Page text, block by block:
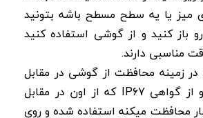
میز یا یه سطح مسطح باشه بتونید
باز کنید و از گوشی استفاده کنید
مناسبی دارند.
وضعیت گوشی A34 در زمینه محافظت از گوشی در مقابل
موارد مختلف بهتره و از گواهی IP67 که از اون در مقابل
محافظت میکنه استفاده شده و روی